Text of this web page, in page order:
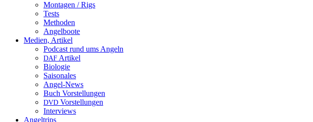
Montagen / Rigs
Tests
Methoden
Angelboote
Medien, Artikel
Podcast rund ums Angeln
DAF Artikel
Biologie
Saisonales
Angel-News
Buch Vorstellungen
DVD Vorstellungen
Interviews
Angeltrips